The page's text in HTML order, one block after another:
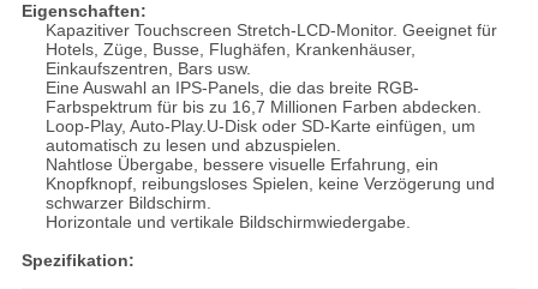
Eigenschaften:
Kapazitiver Touchscreen Stretch-LCD-Monitor. Geeignet für
Hotels, Züge, Busse, Flughäfen, Krankenhäuser,
Einkaufszentren, Bars usw.
Eine Auswahl an IPS-Panels, die das breite RGB-
Farbspektrum für bis zu 16,7 Millionen Farben abdecken.
Loop-Play, Auto-Play.U-Disk oder SD-Karte einfügen, um
automatisch zu lesen und abzuspielen.
Nahtlose Übergabe, bessere visuelle Erfahrung, ein
Knopfknopf, reibungsloses Spielen, keine Verzögerung und
schwarzer Bildschirm.
Horizontale und vertikale Bildschirmwiedergabe.
Spezifikation: